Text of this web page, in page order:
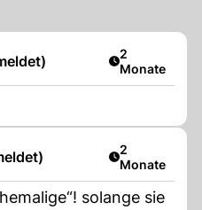
Artikel
2
Monate
Artikel
2
Monate
solange sie